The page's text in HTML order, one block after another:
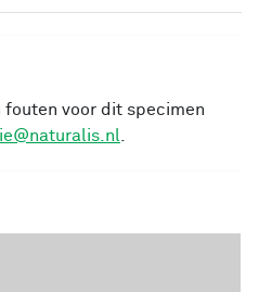
fouten voor dit specimen